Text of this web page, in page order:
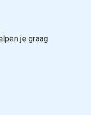
je graag